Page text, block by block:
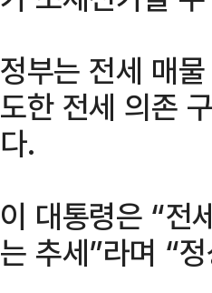
정부는 전세 매
도한 전세 의존
다.
이 대통령은 “전
는 추세”라며 “